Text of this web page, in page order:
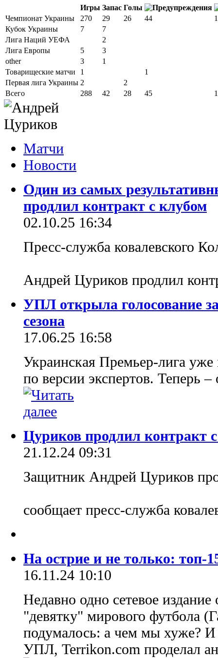
Игры Запас Голы
Чемпионат Украины
270 29 26 44
1
Кубок Украины
7
7
Лига Наций УЕФА
2
Лига Европы
5
3
other
3
1
Товарищеские матчи
1
1
Первая лига Украины 2
2
Всего
288 42 28 45 1
Матчи
Новости
Один из самых
продлил контракт с клубом
02.10.25 16:34
Пресс-служба ковалевского
Андрей Цуриков продлил
УПЛ открыла голосование
сезона
17.06.25 16:58
Украинская Премьер-лига уже
по версии экспертов. Теперь
Цуриков продлил контракт
21.12.24 09:31
Защитник Андрей Цуриков
сообщает пресс-служба
На острие и не только:
16.11.24 10:10
Недавно одно сетевое
"девятку" мирового футбола
подумалось: а чем мы хуже?
УПЛ, Terrikon.com проделал